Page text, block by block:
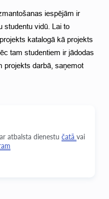
iespējām ir
studentu vidū. Lai to
katalogā kā projekts
tam studentiem ir jādodas
projekts darbā, saņemot
atbalsta dienestu čatā vai